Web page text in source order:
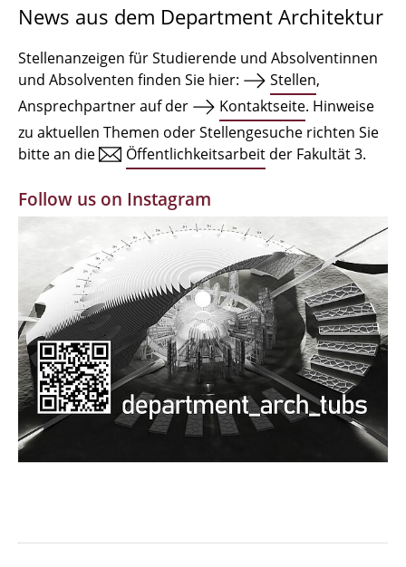
Institute
Einrichtungen
Zeichensäle
MBW | Modellbauwerkstatt
Alumni | cloud club
Dokumente und Downloads
News aus dem Department Architektur
Stellenanzeigen für Studierende und Absolventinnen
und Absolventen finden Sie hier:
Stellen,
Ansprechpartner auf der
Kontaktseite. Hinweise
zu aktuellen Themen oder Stellengesuche richten Sie
bitte an die
Öffentlichkeitsarbeit der Fakultät 3.
Follow us on Instagram